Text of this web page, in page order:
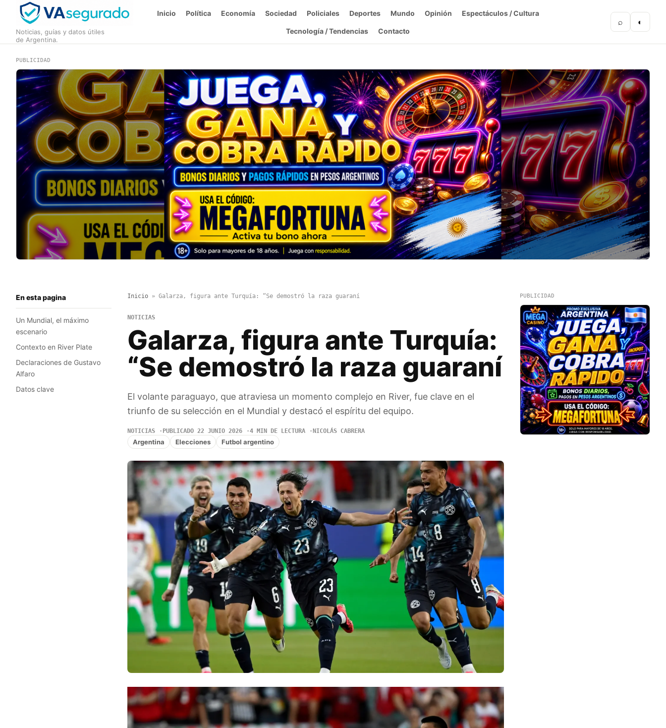
Noticias, guías y datos útiles
de Argentina.
Inicio Política Economía Sociedad Policiales Deportes Mundo Opinión Espectáculos / Cultura
Tecnología / Tendencias Contacto
⌕ ◐
PUBLICIDAD
En esta pagina
Un Mundial, el máximo
escenario
Contexto en River Plate
Declaraciones de Gustavo
Alfaro
Datos clave
Inicio» Galarza, figura ante Turquía: “Se demostró la raza guaraní
NOTICIAS
Galarza, figura ante Turquía:
“Se demostró la raza guaraní
El volante paraguayo, que atraviesa un momento complejo en River, fue clave en el
triunfo de su selección en el Mundial y destacó el espíritu del equipo.
NOTICIAS PUBLICADO 22 JUNIO 2026 4 MIN DE LECTURA NICOLÁS CABRERA
Argentina Elecciones Futbol argentino
PUBLICIDAD